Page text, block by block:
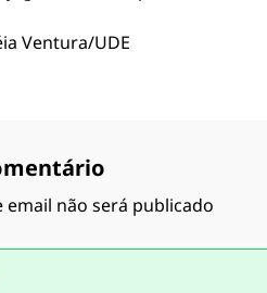
Ventura/UDE
email não será publicado